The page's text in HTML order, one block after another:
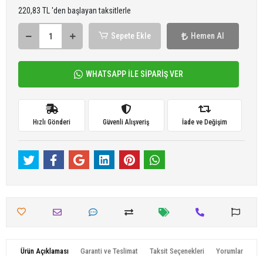
220,83 TL 'den başlayan taksitlerle
Sepete Ekle Hemen Al
WHATSAPP İLE SİPARİŞ VER
Hızlı Gönderi Güvenli Alışveriş İade ve Değişim
Ürün Açıklaması Garanti ve Teslimat Taksit Seçenekleri Yorumlar